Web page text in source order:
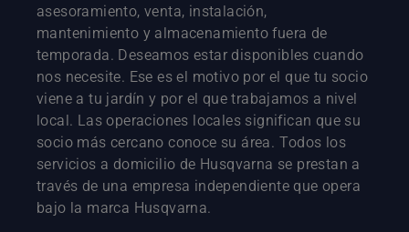
asesoramiento, venta, instalación,
mantenimiento y almacenamiento fuera de
temporada. Deseamos estar disponibles cuando
nos necesite. Ese es el motivo por el que tu socio
viene a tu jardín y por el que trabajamos a nivel
local. Las operaciones locales significan que su
socio más cercano conoce su área. Todos los
servicios a domicilio de Husqvarna se prestan a
través de una empresa independiente que opera
bajo la marca Husqvarna.